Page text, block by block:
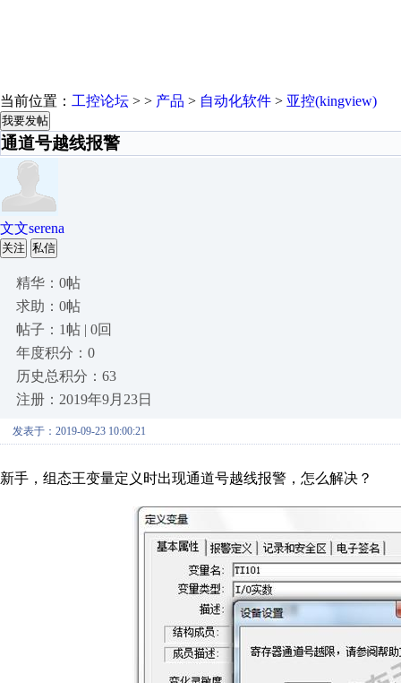
当前位置： 工控论坛 > > 产品 > 自动化软件 > 亚控(kingview)
我要发帖
通道号越线报警
文文serena
关注 私信
精华：0帖
求助：0帖
帖子：1帖 | 0回
年度积分：0
历史总积分：63
注册：2019年9月23日
发表于：2019-09-23 10:00:21
新手，组态王变量定义时出现通道号越线报警，怎么解决？